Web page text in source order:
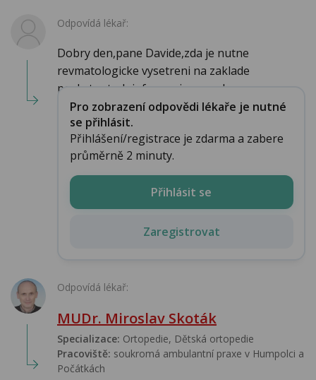
Odpovídá lékař:
Dobry den,pane Davide,zda je nutne
revmatologicke vysetreni na zaklade
poskytnutych informaci posoud...
Pro zobrazení odpovědi lékaře je nutné
se přihlásit.
Přihlášení/registrace je zdarma a zabere
průměrně 2 minuty.
Přihlásit se
Zaregistrovat
Odpovídá lékař:
MUDr. Miroslav Skoták
Specializace: Ortopedie, Dětská ortopedie
Pracoviště: soukromá ambulantní praxe v Humpolci a
Počátkách